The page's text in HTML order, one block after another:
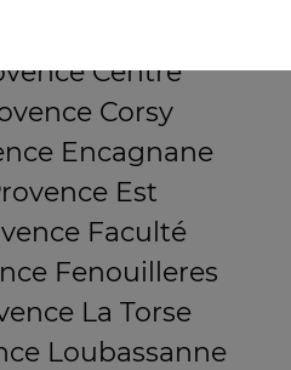
Centre
Corsy
Encagnane
Est
Faculté
Fenouilleres
La Torse
Loubassanne